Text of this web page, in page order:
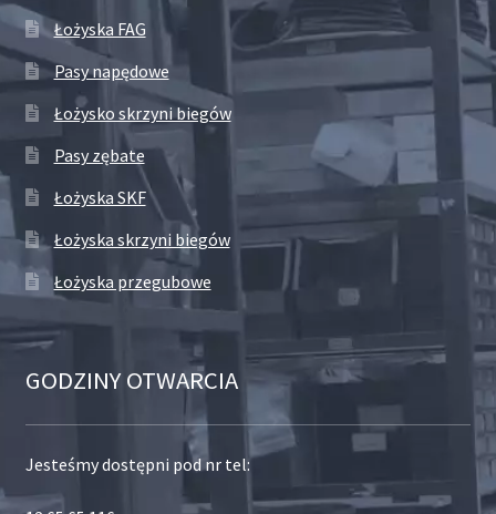
Łożyska FAG
Pasy napędowe
Łożysko skrzyni biegów
Pasy zębate
Łożyska SKF
Łożyska skrzyni biegów
Łożyska przegubowe
GODZINY OTWARCIA
Jesteśmy dostępni pod nr tel: